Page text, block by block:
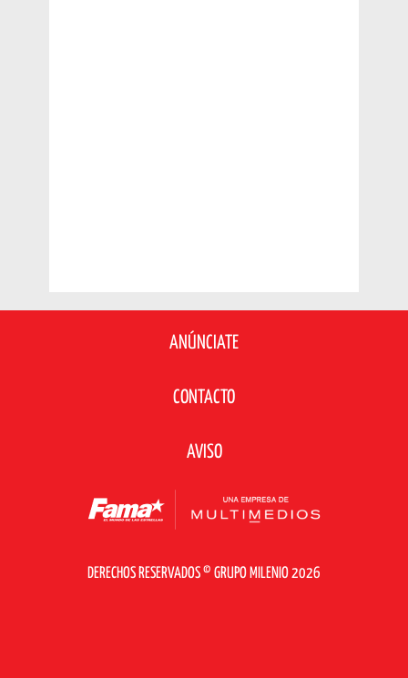
ANÚNCIATE
CONTACTO
AVISO
DERECHOS RESERVADOS © GRUPO MILENIO 2026